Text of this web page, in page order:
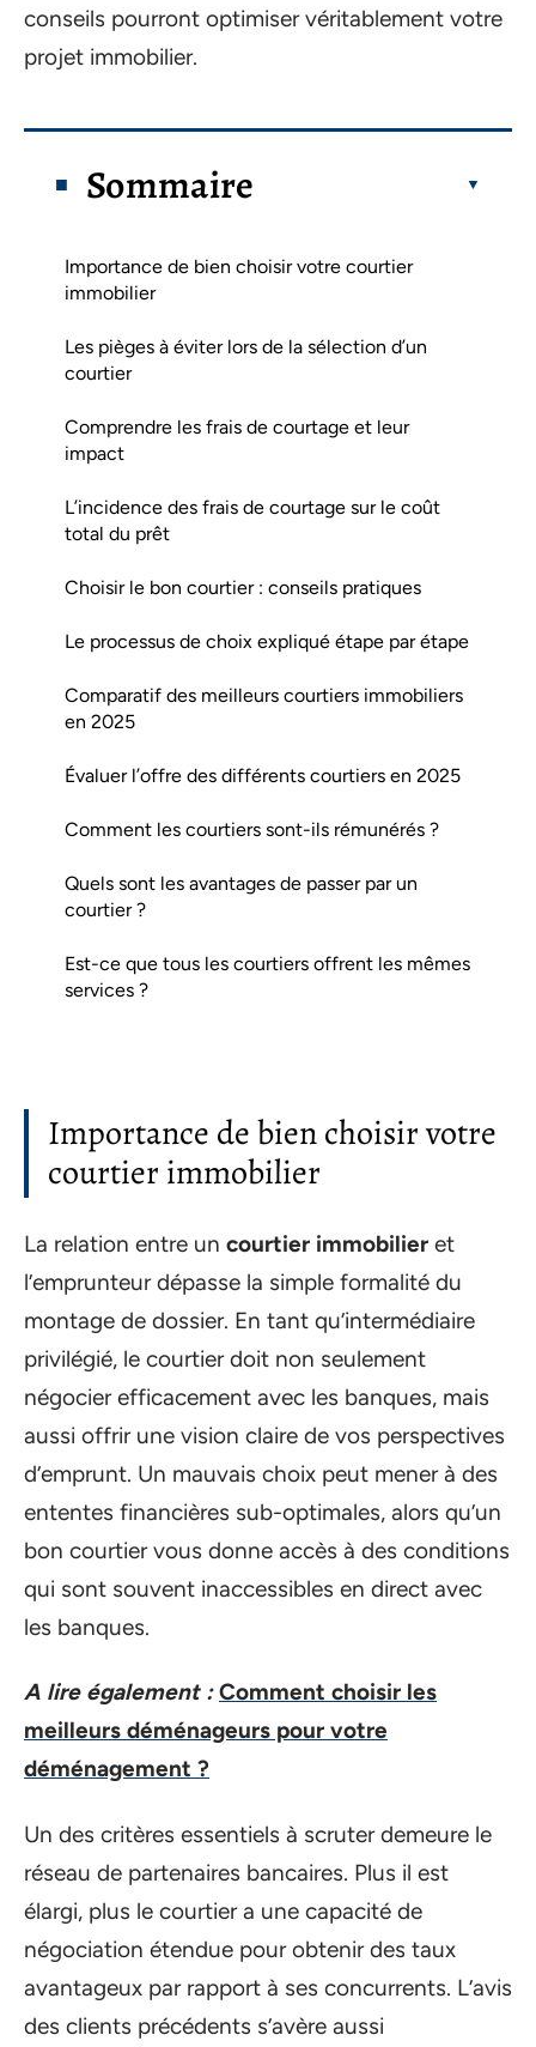
conseils pourront optimiser véritablement votre
projet immobilier.
Sommaire
Importance de bien choisir votre courtier
immobilier
Les pièges à éviter lors de la sélection d’un
courtier
Comprendre les frais de courtage et leur
impact
L’incidence des frais de courtage sur le coût
total du prêt
Choisir le bon courtier : conseils pratiques
Le processus de choix expliqué étape par étape
Comparatif des meilleurs courtiers immobiliers
en 2025
Évaluer l’offre des différents courtiers en 2025
Comment les courtiers sont-ils rémunérés ?
Quels sont les avantages de passer par un
courtier ?
Est-ce que tous les courtiers offrent les mêmes
services ?
Importance de bien choisir votre
courtier immobilier
La relation entre un courtier immobilier et
l’emprunteur dépasse la simple formalité du
montage de dossier. En tant qu’intermédiaire
privilégié, le courtier doit non seulement
négocier efficacement avec les banques, mais
aussi offrir une vision claire de vos perspectives
d’emprunt. Un mauvais choix peut mener à des
ententes financières sub-optimales, alors qu’un
bon courtier vous donne accès à des conditions
qui sont souvent inaccessibles en direct avec
les banques.
A lire également : Comment choisir les
meilleurs déménageurs pour votre
déménagement ?
Un des critères essentiels à scruter demeure le
réseau de partenaires bancaires. Plus il est
élargi, plus le courtier a une capacité de
négociation étendue pour obtenir des taux
avantageux par rapport à ses concurrents. L’avis
des clients précédents s’avère aussi